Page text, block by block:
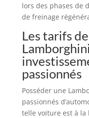
lors des phases de
de freinage
Les tarifs
passionnés
Posséder une
passionnés
telle voiture est à la